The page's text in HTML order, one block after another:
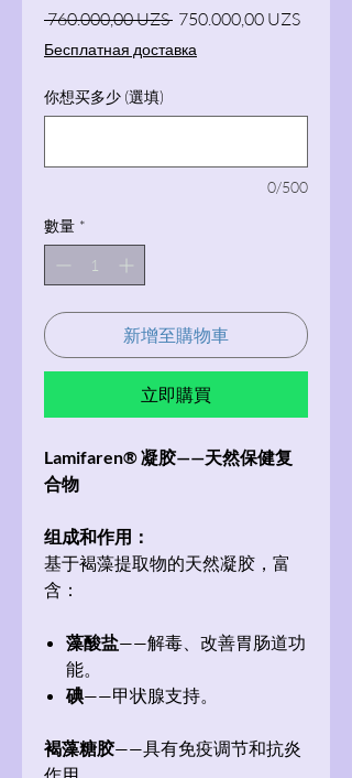
760.000,00 UZS 一般價格
750.000,00 UZS促銷價
Бесплатная доставка
你想买多少 (選填)
0/500
數量 *
新增至購物車
立即購買
Lamifaren® 凝胶——天然保健复
合物
组成和作用：
基于褐藻提取物的天然凝胶，富
含：
藻酸盐——解毒、改善胃肠道功
能。
碘——甲状腺支持。
褐藻糖胶——具有免疫调节和抗炎